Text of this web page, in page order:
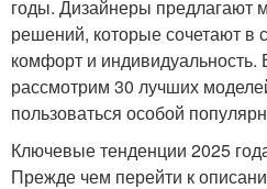
годы. Дизайнеры предлагают
решений, которые сочетают в
комфорт и индивидуальность.
рассмотрим 30 лучших
пользоваться особой
Ключевые тенденции 2025
Прежде чем перейти к